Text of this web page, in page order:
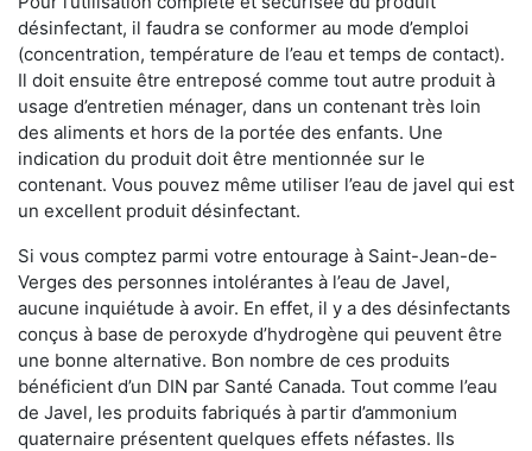
désinfectant, il faudra se conformer au mode d’emploi
(concentration, température de l’eau et temps de contact).
Il doit ensuite être entreposé comme tout autre produit à
usage d’entretien ménager, dans un contenant très loin
des aliments et hors de la portée des enfants. Une
indication du produit doit être mentionnée sur le
contenant. Vous pouvez même utiliser l’eau de javel qui est
un excellent produit désinfectant.
Si vous comptez parmi votre entourage à Saint-Jean-de-
Verges des personnes intolérantes à l’eau de Javel,
aucune inquiétude à avoir. En effet, il y a des désinfectants
conçus à base de peroxyde d’hydrogène qui peuvent être
une bonne alternative. Bon nombre de ces produits
bénéficient d’un DIN par Santé Canada. Tout comme l’eau
de Javel, les produits fabriqués à partir d’ammonium
quaternaire présentent quelques effets néfastes. Ils